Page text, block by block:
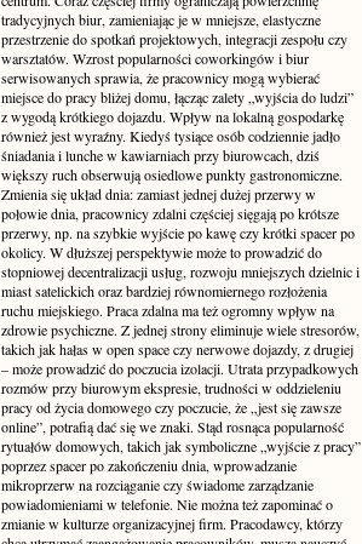
tradycyjnych biur, zamieniając je w mniejsze, elastyczne
przestrzenie do spotkań projektowych, integracji zespołu czy
warsztatów. Wzrost popularności coworkingów i biur
serwisowanych sprawia, że pracownicy mogą wybierać
miejsce do pracy bliżej domu, łącząc zalety „wyjścia do ludzi”
z wygodą krótkiego dojazdu. Wpływ na lokalną gospodarkę
również jest wyraźny. Kiedyś tysiące osób codziennie jadło
śniadania i lunche w kawiarniach przy biurowcach, dziś
większy ruch obserwują osiedlowe punkty gastronomiczne.
Zmienia się układ dnia: zamiast jednej dużej przerwy w
połowie dnia, pracownicy zdalni częściej sięgają po krótsze
przerwy, np. na szybkie wyjście po kawę czy krótki spacer po
okolicy. W dłuższej perspektywie może to prowadzić do
stopniowej decentralizacji usług, rozwoju mniejszych dzielnic i
miast satelickich oraz bardziej równomiernego rozłożenia
ruchu miejskiego. Praca zdalna ma też ogromny wpływ na
zdrowie psychiczne. Z jednej strony eliminuje wiele stresorów,
takich jak hałas w open space czy nerwowe dojazdy, z drugiej
– może prowadzić do poczucia izolacji. Utrata przypadkowych
rozmów przy biurowym ekspresie, trudności w oddzieleniu
pracy od życia domowego czy poczucie, że „jest się zawsze
online”, potrafią dać się we znaki. Stąd rosnąca popularność
rytuałów domowych, takich jak symboliczne „wyjście z pracy”
poprzez spacer po zakończeniu dnia, wprowadzanie
mikroprzerw na rozciąganie czy świadome zarządzanie
powiadomieniami w telefonie. Nie można też zapominać o
zmianie w kulturze organizacyjnej firm. Pracodawcy, którzy